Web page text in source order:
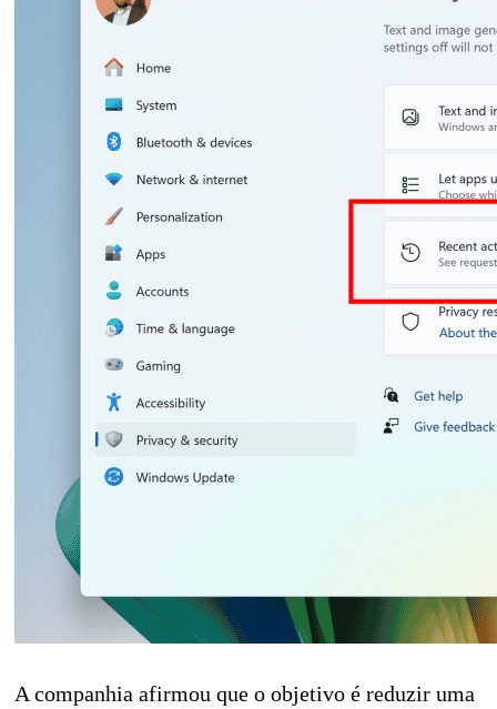
A companhia afirmou que o objetivo é reduzir uma